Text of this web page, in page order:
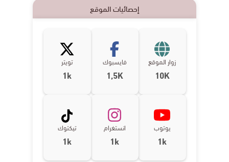
إحصائيات الموقع
زوار الموقع
10K
فايسبوك
1,5K
تويتر
1k
يوتوب
1k
انستغرام
1k
تيكتوك
1k